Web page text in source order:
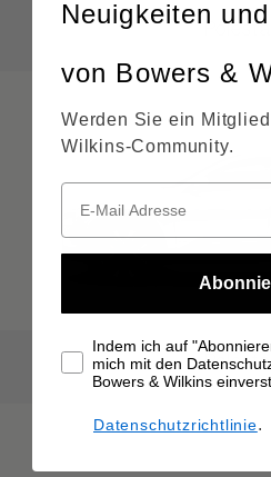
Neuigkeiten
von Bowers &
Werden Sie ein
Wilkins-Community.
Indem ich auf
mich mit den
Bowers & Wilkins
Datenschutzrichtlinie.